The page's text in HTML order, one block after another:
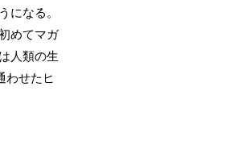
になる。
めてマガ
人類の生
わせたヒ